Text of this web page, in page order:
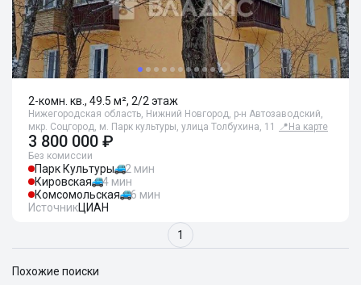
2-комн. кв., 49.5 м², 2/2 этаж
Нижегородская область, Нижний Новгород, р-н Автозаводский,
мкр. Соцгород, м. Парк культуры, улица Толбухина, 11
📍 На карте
3 800 000 ₽
Без комиссии
Парк Культуры
2 мин
Кировская
4 мин
Комсомольская
6 мин
ИсточникЦИАН
1
Похожие поиски